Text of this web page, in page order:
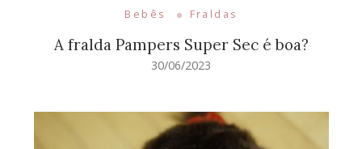
Bebês Fraldas
A fralda Pampers Super Sec é boa?
30/06/2023